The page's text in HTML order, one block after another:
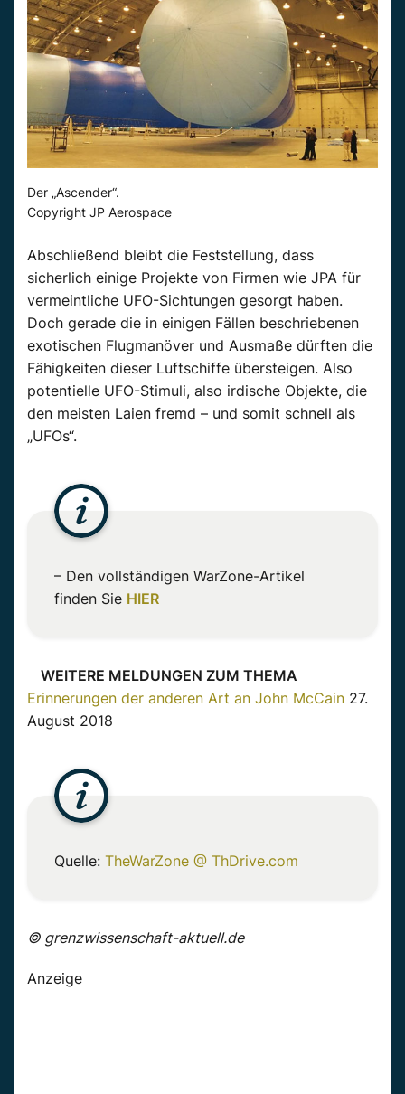
Der „Ascender“.
Copyright JP Aerospace
Abschließend bleibt die Feststellung, dass
sicherlich einige Projekte von Firmen wie JPA für
vermeintliche UFO-Sichtungen gesorgt haben.
Doch gerade die in einigen Fällen beschriebenen
exotischen Flugmanöver und Ausmaße dürften die
Fähigkeiten dieser Luftschiffe übersteigen. Also
potentielle UFO-Stimuli, also irdische Objekte, die
den meisten Laien fremd – und somit schnell als
„UFOs“.
– Den vollständigen WarZone-Artikel
finden Sie HIER
WEITERE MELDUNGEN ZUM THEMA
Erinnerungen der anderen Art an John McCain 27.
August 2018
Quelle: TheWarZone @ ThDrive.com
© grenzwissenschaft-aktuell.de
Anzeige